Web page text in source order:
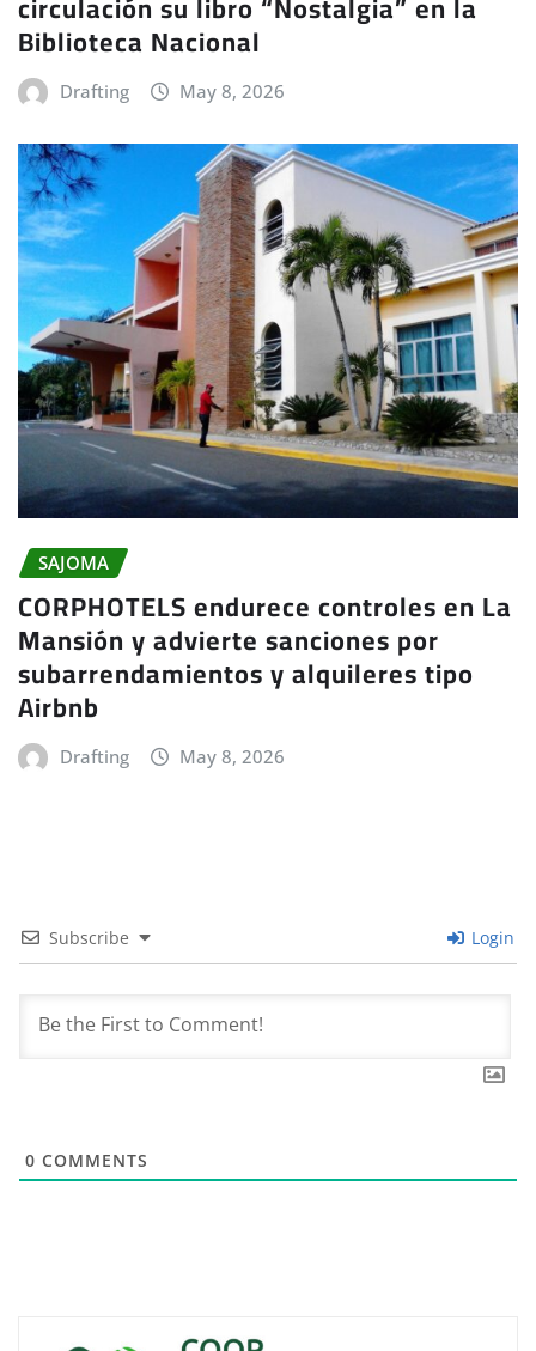
Biblioteca Nacional
Drafting May 8, 2026
SAJOMA
CORPHOTELS endurece controles en La
Mansión y advierte sanciones por
subarrendamientos y alquileres tipo
Airbnb
Drafting May 8, 2026
Subscribe Login
0 COMMENTS